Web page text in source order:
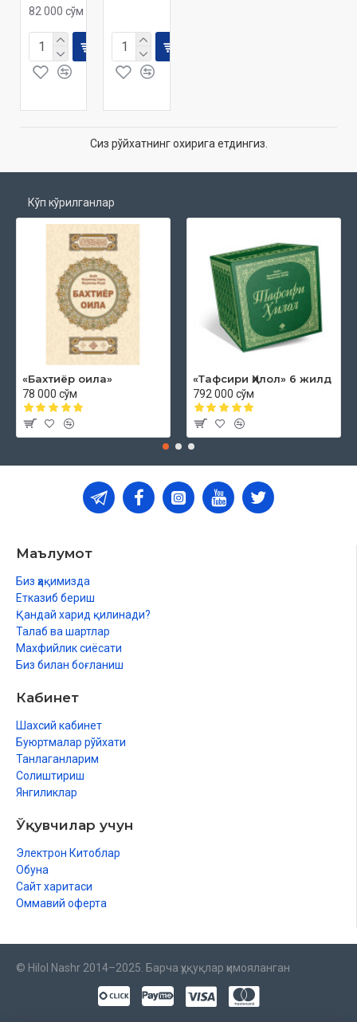
82 000 сўм
Сиз рўйхатнинг охирига етдингиз.
Кўп кўрилганлар
«Бахтиёр оила»
78 000 сўм
«Тафсири Ҳилол» 6 жилд
792 000 сўм
Маълумот
Биз ҳақимизда
Етказиб бериш
Қандай харид қилинади?
Талаб ва шартлар
Махфийлик сиёсати
Биз билан боғланиш
Кабинет
Шахсий кабинет
Буюртмалар рўйхати
Танлаганларим
Солиштириш
Янгиликлар
Ўқувчилар учун
Электрон Китоблар
Обуна
Сайт харитаси
Оммавий оферта
© Hilol Nashr 2014–2025. Барча ҳуқуқлар ҳимояланган